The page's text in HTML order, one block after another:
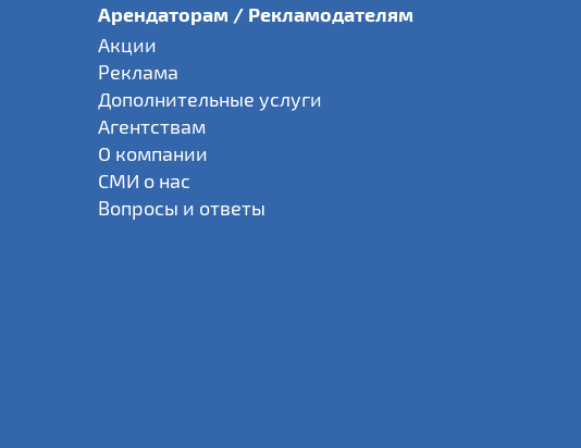
Арендаторам / Рекламодателям
Акции
Реклама
Дополнительные услуги
Агентствам
О компании
СМИ о нас
Вопросы и ответы